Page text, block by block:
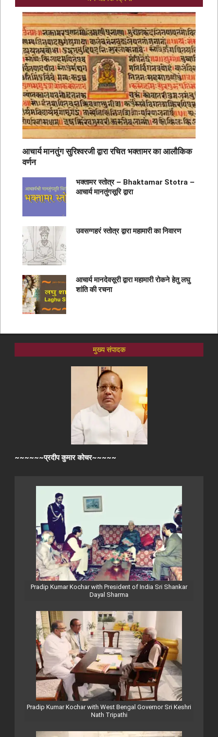
आचार्य मानतुंग सुरिश्वरजी द्वारा रचित भक्तामर का आलौकिक
वर्णन
भक्तामर स्तोत्र – Bhaktamar Stotra –
आचार्य मानतुंगसूरि द्वारा
उवसग्गहरं स्तोत्र द्वारा महामारी का निवारण
आचार्य मानदेवसूरी द्वारा महामारी रोकने हेतु लघु
शांति की रचना
मुख्य संपादक
~~~~~~प्रदीप कुमार कोचर~~~~~
Pradip Kumar Kochar with President of India Sri Shankar
Dayal Sharma
Pradip Kumar Kochar with West Bengal Governor Sri Keshri
Nath Tripathi